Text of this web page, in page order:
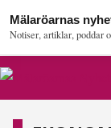
Mälaröarnas
Notiser, artiklar, poddar